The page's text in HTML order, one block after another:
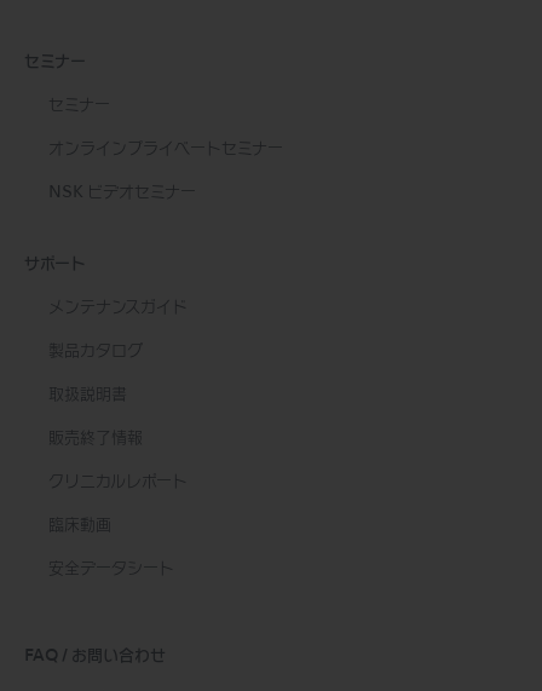
セミナー
セミナー
オンラインプライベートセミナー
NSK ビデオセミナー
サポート
メンテナンスガイド
製品カタログ
取扱説明書
販売終了情報
クリニカルレポート
臨床動画
安全データシート
FAQ / お問い合わせ